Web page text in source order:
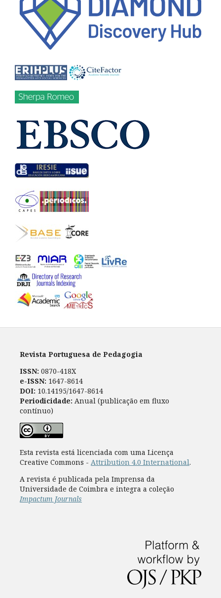
Revista Portuguesa de Pedagogia
ISSN: 0870-418X
e-ISSN: 1647-8614
DOI: 10.14195/1647-8614
Periodicidade: Anual (publicação em fluxo
contínuo)
Esta revista está licenciada com uma Licença
Creative Commons - Attribution 4.0 International.
A revista é publicada pela Imprensa da
Universidade de Coimbra e integra a coleção
Impactum Journals